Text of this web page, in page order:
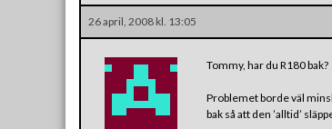
26 april, 2008 kl. 13:05
Tommy, har du R180 bak?
Problemet borde väl
bak så att den ’alltid’